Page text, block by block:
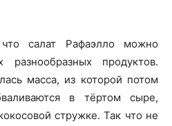
салат Рафаэлло можно
разнообразных продуктов.
масса, из которой потом
в тёртом сыре,
стружке. Так что не